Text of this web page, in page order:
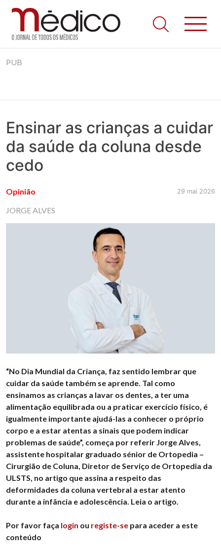
to
Jornal Médico
Médico – O Jornal de Todos os Médicos. Onde as notícias
realmente contam! Tudo o que se passa na Saúde!
PUB
Ensinar as crianças a cuidar
da saúde da coluna desde
cedo
Opinião 29 mai 2026
JORGE ALVES
“No Dia Mundial da Criança, faz sentido lembrar que
cuidar da saúde também se aprende. Tal como
ensinamos as crianças a lavar os dentes, a ter uma
alimentação equilibrada ou a praticar exercício físico, é
igualmente importante ajudá-las a conhecer o próprio
corpo e a estar atentas a sinais que podem indicar
problemas de saúde”, começa por referir Jorge Alves,
assistente hospitalar graduado sénior de Ortopedia –
Cirurgião de Coluna, Diretor de Serviço de Ortopedia da
ULSTS, no artigo que assina a respeito das
deformidades da coluna vertebral a estar atento
durante a infância e adolescência. Leia o artigo.
Por favor faça login ou registe-se para aceder a este
conteúdo